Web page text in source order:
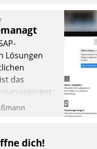
Lösungen
das
für
und
dich!